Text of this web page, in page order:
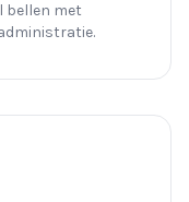
bellen met